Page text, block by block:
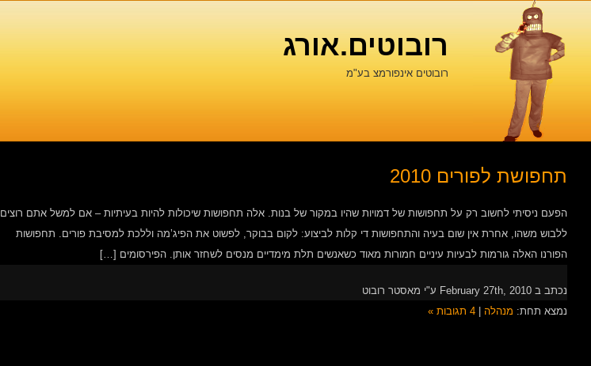
רובוטים.אורג
רובוטים אינפורמצ בע"מ
תחפושת לפורים 2010
הפעם ניסיתי לחשוב רק על תחפושות של דמויות שהיו במקור של בנות. אלה תחפושות שיכולות להיות בעיתיות – אם למשל אתם רוצים
ללבוש משהו, אחרת אין שום בעיה והתחפושות די קלות לביצוע: לקום בבוקר, לפשוט את הפיג’מה וללכת למסיבת פורים. תחפושות
הפורנו האלה גורמות לבעיות עיניים חמורות מאוד כשאנשים תלת מימדיים מנסים לשחזר אותן. הפירסומים […]
נכתב ב February 27th, 2010 ע"י מאסטר רובוט
נמצא תחת: מנהלה 4 תגובות »